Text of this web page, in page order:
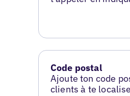
Code postal
Ajoute ton code
clients à te